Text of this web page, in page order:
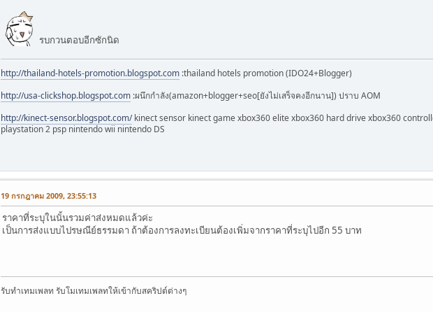
รบกวนตอบอีกซักนิด
http://thailand-hotels-promotion.blogspot.com :thailand hotels promotion (IDO24+Blogger)
http://usa-clickshop.blogspot.com :ผนึกกำลัง(amazon+blogger+seo[ยังไม่เสร็จคงอีกนาน]) ปราบ AOM
http://kinect-sensor.blogspot.com/kinect sensor kinect game xbox360 elite xbox360 hard drive xbox360
playstation 2 psp nintendo wii nintendo DS
19 กรกฎาคม 2009, 23:55:13
ราคาที่ระบุในนั้นรวมค่าส่งหมดแล้วค่ะ
เป็นการส่งแบบไปรษณีย์ธรรมดา ถ้าต้องการลงทะเบียนต้องเพิ่มจากราคาที่ระบุไปอีก 55 บาท
รับทำเทมเพลท รับโมเทมเพลทให้เข้ากับสคริปต์ต่างๆ